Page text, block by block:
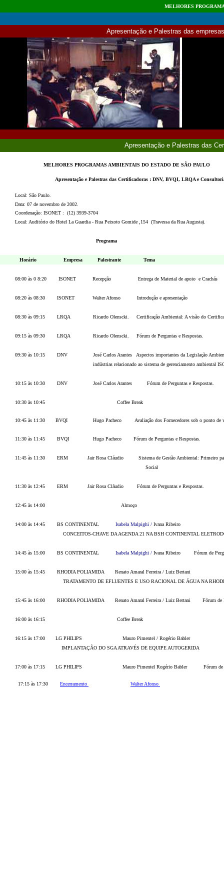
MELHORES
Apresentação e Palestras das
Apresentação e Palestras das
MELHORES PROGRAMAS AMBIENTAIS DO ESTADO DE SÃO PAULO
Apresentação e Palestras das Certificadoras : DNV, BVQI, LRQA e
Local: São Paulo.
Data: 07 de novembro de 2002.
Coordenação: ISONET : (12) 3939-3704
Local: Auditório do Hotel La Guardia - Rua Peixoto Gomide ,154 (Travessa da Rua Augusta).
Programa
Horário Empresa Palestrante Tema
08:00 às 0 8:20 ISONET Recepção Entrega de Material de apoio e Crachás
08:20 às 08:30 ISONET Walter Afonso Introdução e apresentação
08:30 às 09:15 LRQA Ricardo Olenscki. Certificação Ambiental: A visão do
09:15 às 09:30 LRQA Ricardo Olenscki. Fórum de Perguntas e
09:30 às 10:15 DNV José Carlos Arantes Aspectos importantes da Legislação
indústrias relacionado ao sistema de gerenciamento ambiental ISO
10:15 às 10:30 DNV José Carlos Arantes Fórum de Perguntas e
10:30 às 10:45 Coffee Break
10:45 às 11:30 BVQI Hugo Pacheco Avaliação dos Fornecedores sob o ponto de
11:30 às 11:45 BVQI Hugo Pacheco Fórum de Perguntas e Respostas.
11:45 às 11:30 ERM Jair Rosa Cláudio Sistema de Gestão Ambiental: Primeiro passo
Social
11:30 às 12:45 ERM Jair Rosa Cláudio Fórum de Perguntas e
12:45 às 14:00 Almoço
14:00 às 14:45 BS CONTINENTAL Isabela Malpighi / Ivana Ribeiro
CONCEITOS-CHAVE DA AGENDA 21 NA BSH CONTINENTAL
14:45 às 15:00 BS CONTINENTAL Isabela Malpighi / Ivana Ribeiro Fórum de
15:00 às 15:45 RHODIA POLIAMIDA Renato Amaral Ferreira / Luiz Bertani
TRATAMENTO DE EFLUENTES E USO RACIONAL DE ÁGUA NA RHODIA
15:45 às 16:00 RHODIA POLIAMIDA Renato Amaral Ferreira / Luiz Bertani Fórum de
16:00 às 16:15 Coffee Break
16:15 às 17:00 LG PHILIPS
Mauro Pimentel / Rogério Babler
IMPLANTAÇÃO DO SGA ATRAVÉS DE EQUIPE AUTOGERIDA
17:00 às 17:15 LG PHILIPS Mauro Pimentel Rogério Babler Fórum
17:15 às 17:30 Encerramento Walter Afonso